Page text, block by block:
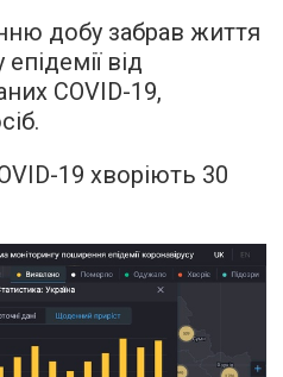
добу забрав життя
від
COVID-19,
19 хворіють 30